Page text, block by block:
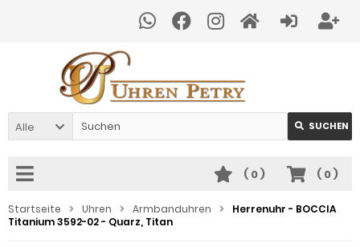
Alle SUCHEN
( 0)
( 0)
Startseite Uhren Armbanduhren
Herrenuhr - BOCCIA
Titanium 3592-02 - Quarz, Titan